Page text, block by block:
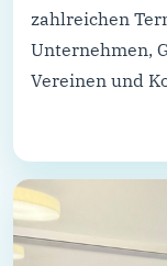
zahlreichen
Unternehmen,
Vereinen und